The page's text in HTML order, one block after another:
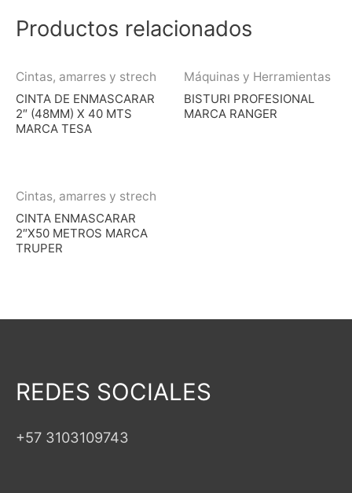
Productos relacionados
Cintas, amarres y strech
CINTA DE ENMASCARAR
2″ (48MM) X 40 MTS
MARCA TESA
Máquinas y Herramientas
BISTURI PROFESIONAL
MARCA RANGER
Cintas, amarres y strech
CINTA ENMASCARAR
2″X50 METROS MARCA
TRUPER
REDES SOCIALES
+57 3103109743